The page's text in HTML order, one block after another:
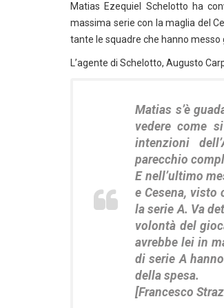
Matias Ezequiel Schelotto ha
massima serie con la maglia del
tante le squadre che hanno messo
L’agente di Schelotto, Augusto
Matias s’è
vedere come
intenzioni
parecchio
E nell’ultimo
e Cesena, visto
la serie A. Va
volontà del
avrebbe lei in
di serie A
della spesa.
[Francesco